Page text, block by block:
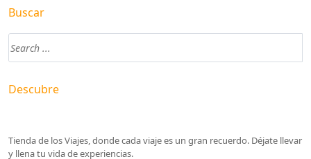
Buscar
Descubre
Tienda de los Viajes, donde cada viaje es un gran recuerdo. Déjate llevar
y llena tu vida de experiencias.